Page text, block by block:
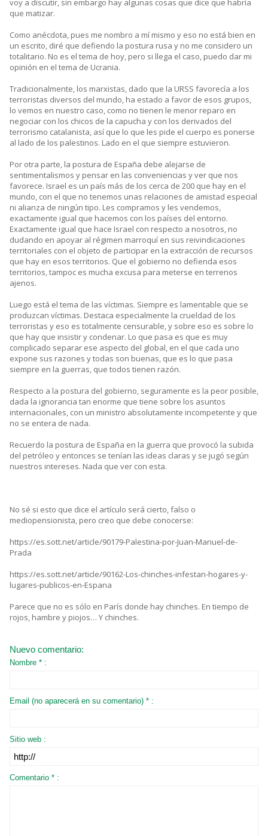
voy a discutir, sin embargo hay algunas cosas que dice que habría
que matizar.
Como anécdota, pues me nombro a mí mismo y eso no está bien en
un escrito, diré que defiendo la postura rusa y no me considero un
totalitario. No es el tema de hoy, pero si llega el caso, puedo dar mi
opinión en el tema de Ucrania.
Tradicionalmente, los marxistas, dado que la URSS favorecía a los
terroristas diversos del mundo, ha estado a favor de esos grupos,
lo vemos en nuestro caso, como no tienen le menor reparo en
negociar con los chicos de la capucha y con los derivados del
terrorismo catalanista, así que lo que les pide el cuerpo es ponerse
al lado de los palestinos. Lado en el que siempre estuvieron.
Por otra parte, la postura de España debe alejarse de
sentimentalismos y pensar en las conveniencias y ver que nos
favorece. Israel es un país más de los cerca de 200 que hay en el
mundo, con el que no tenemos unas relaciones de amistad especial
ni alianza de ningún tipo. Les compramos y les vendemos,
exactamente igual que hacemos con los países del entorno.
Exactamente igual que hace Israel con respecto a nosotros, no
dudando en apoyar al régimen marroquí en sus reivindicaciones
territoriales con el objeto de participar en la extracción de recursos
que hay en esos territorios. Que el gobierno no defienda esos
territorios, tampoc es mucha excusa para meterse en terrenos
ajenos.
Luego está el tema de las víctimas. Siempre es lamentable que se
produzcan víctimas. Destaca especialmente la crueldad de los
terroristas y eso es totalmente censurable, y sobre eso es sobre lo
que hay que insistir y condenar. Lo que pasa es que es muy
complicado separar ese aspecto del global, en el que cada uno
expone sus razones y todas son buenas, que es lo que pasa
siempre en la guerras, que todos tienen razón.
Respecto a la postura del gobierno, seguramente es la peor posible,
dada la ignorancia tan enorme que tiene sobre los asuntos
internacionales, con un ministro absolutamente incompetente y que
no se entera de nada.
Recuerdo la postura de España en la guerra que provocó la subida
del petróleo y entonces se tenían las ideas claras y se jugó según
nuestros intereses. Nada que ver con esta.
No sé si esto que dice el artículo será cierto, falso o
mediopensionista, pero creo que debe conocerse:
https://es.sott.net/article/90179-Palestina-por-Juan-Manuel-de-
Prada
https://es.sott.net/article/90162-Los-chinches-infestan-hogares-y-
lugares-publicos-en-Espana
Parece que no es sólo en París donde hay chinches. En tiempo de
rojos, hambre y piojos… Y chinches.
Nuevo comentario:
Nombre * :
Email (no aparecerá en su comentario) * :
Sitio web :
Comentario * :